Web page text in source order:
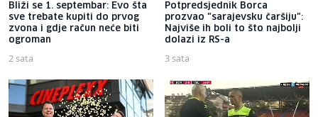
Bliži se 1. septembar: Evo šta
sve trebate kupiti do prvog
zvona i gdje račun neće biti
ogroman
2 sata
Potpredsjednik Borca
prozvao "sarajevsku čaršiju":
Najviše ih boli to što najbolji
dolazi iz RS-a
3 sata